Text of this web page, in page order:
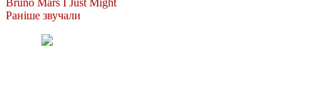
Bruno Mars I Just Might
Раніше звучали